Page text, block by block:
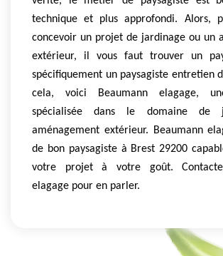
technique et plus approfondi. Alors,
concevoir un projet de jardinage ou un
extérieur, il vous faut trouver un
spécifiquement un paysagiste entretien
cela, voici Beaumann elagage,
spécialisée dans le domaine de
aménagement extérieur. Beaumann
de bon paysagiste à Brest 29200
votre projet à votre goût.
elagage pour en parler.